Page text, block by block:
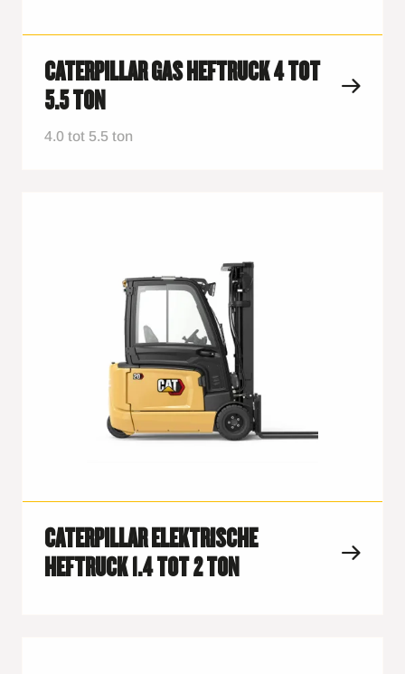
CATERPILLAR GAS HEFTRUCK 4 TOT
5.5 TON
4.0 tot 5.5 ton
CATERPILLAR ELEKTRISCHE
HEFTRUCK 1.4 TOT 2 TON